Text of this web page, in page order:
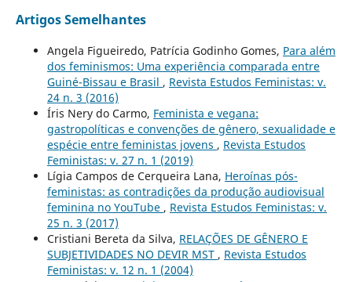
Artigos Semelhantes
Angela Figueiredo, Patrícia Godinho Gomes, Para além
dos feminismos: Uma experiência comparada entre
Guiné-Bissau e Brasil , Revista Estudos Feministas: v.
24 n. 3 (2016)
Íris Nery do Carmo, Feminista e vegana:
gastropolíticas e convenções de gênero, sexualidade e
espécie entre feministas jovens , Revista Estudos
Feministas: v. 27 n. 1 (2019)
Lígia Campos de Cerqueira Lana, Heroínas pós-
feministas: as contradições da produção audiovisual
feminina no YouTube , Revista Estudos Feministas: v.
25 n. 3 (2017)
Cristiani Bereta da Silva, RELAÇÕES DE GÊNERO E
SUBJETIVIDADES NO DEVIR MST , Revista Estudos
Feministas: v. 12 n. 1 (2004)